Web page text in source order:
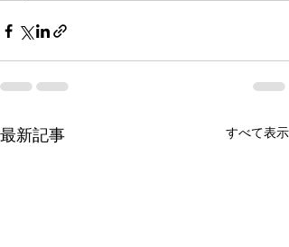
最新記事 すべて表示